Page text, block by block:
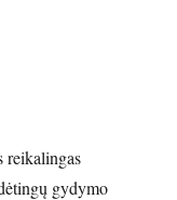
reikalingas
gydymo